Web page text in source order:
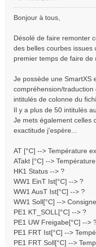
s
a
g
e
n
l
u
Bonjour à tous,
Désolé de faire remonter
des belles courbes issues
premier temps de faire de
Je possède une SmartXS
compréhension/
intitulés de colonne du
Il y a plus de 50 intitulés
Je mets également celles
exactitude j'espère...
AT [°C] --> Température
ATakt [°C] -->
HK1 Status --> ?
WW1 EinT Ist[°C] --> ?
WW1 AusT Ist[°C] --> ?
WW1 Soll[°C] -->
PE1 KT_SOLL[°C] --> ?
PE1 UW Freigabe[°C] -->
PE1 FRT Ist[°C] -->
PE1 FRT Soll[°C] -->